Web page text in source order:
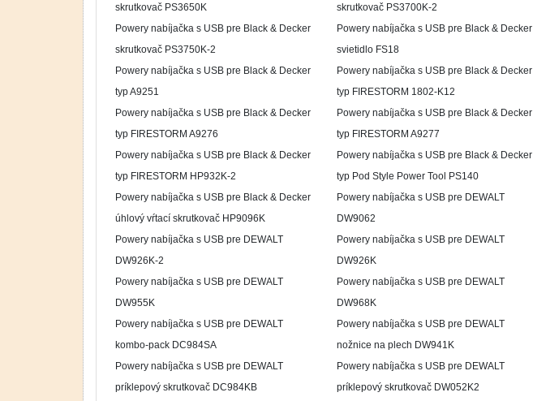
skrutkovač PS3650K
skrutkovač PS3700K-2
Powery nabíjačka s USB pre Black & Decker
skrutkovač PS3750K-2
Powery nabíjačka s USB pre Black & Decker
svietidlo FS18
Powery nabíjačka s USB pre Black & Decker
typ A9251
Powery nabíjačka s USB pre Black & Decker
typ FIRESTORM 1802-K12
Powery nabíjačka s USB pre Black & Decker
typ FIRESTORM A9276
Powery nabíjačka s USB pre Black & Decker
typ FIRESTORM A9277
Powery nabíjačka s USB pre Black & Decker
typ FIRESTORM HP932K-2
Powery nabíjačka s USB pre Black & Decker
typ Pod Style Power Tool PS140
Powery nabíjačka s USB pre Black & Decker
úhlový vŕtací skrutkovač HP9096K
Powery nabíjačka s USB pre DEWALT
DW9062
Powery nabíjačka s USB pre DEWALT
DW926K-2
Powery nabíjačka s USB pre DEWALT
DW926K
Powery nabíjačka s USB pre DEWALT
DW955K
Powery nabíjačka s USB pre DEWALT
DW968K
Powery nabíjačka s USB pre DEWALT
kombo-pack DC984SA
Powery nabíjačka s USB pre DEWALT
nožnice na plech DW941K
Powery nabíjačka s USB pre DEWALT
príklepový skrutkovač DC984KB
Powery nabíjačka s USB pre DEWALT
príklepový skrutkovač DW052K2